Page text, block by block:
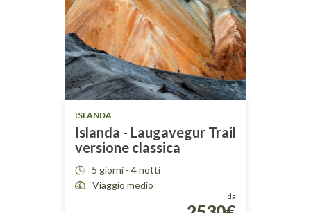
ISLANDA
Islanda - Laugavegur Trail
versione classica
5 giorni - 4 notti
Viaggio medio
da